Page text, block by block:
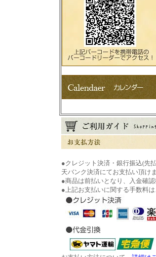
●クレジット決済・銀行振込(先
天バンク決済にてお支払い頂けま
●商品は前払いとなり、入金確
●上記お支払いに関する手数料